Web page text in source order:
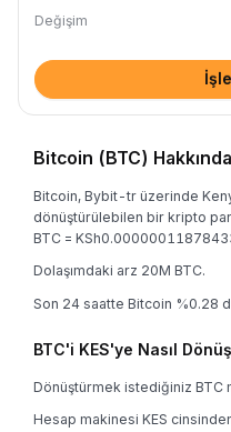
Değişim
Bitcoin (BTC) Hakkında
Bitcoin, Bybit-tr üzerinde
dönüştürülebilen bir kripto
BTC =
Dolaşımdaki arz 20M BTC.
Son 24 saatte Bitcoin %0.28
BTC'i KES'ye Nasıl
Dönüştürmek istediğiniz BTC
Hesap makinesi KES